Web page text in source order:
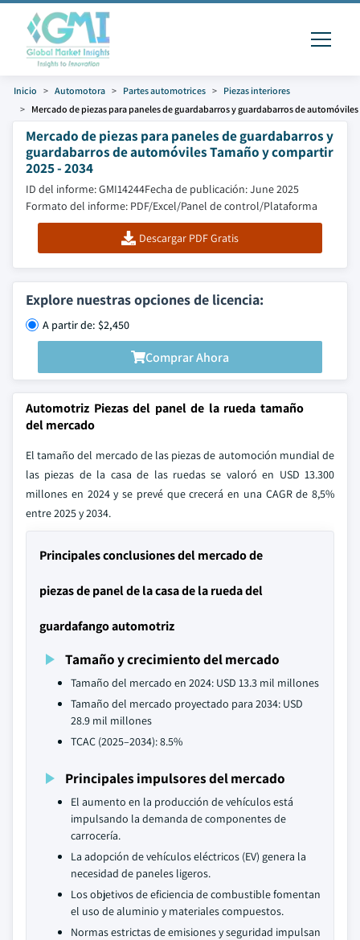
Inicio Automotora Partes automotrices
Piezas interiores
Mercado de piezas para paneles de guardabarros y guardabarros de automóviles
Mercado de piezas para paneles de guardabarros y
guardabarros de automóviles Tamaño y compartir
2025 - 2034
ID del informe: GMI14244Fecha de publicación: June 2025
Formato del informe: PDF/Excel/Panel de control/Plataforma
Descargar PDF Gratis
Explore nuestras opciones de licencia:
A partir de: $2,450
Comprar Ahora
Automotriz Piezas del panel de la rueda tamaño
del mercado
El tamaño del mercado de las piezas de automoción mundial de
las piezas de la casa de las ruedas se valoró en USD 13.300
millones en 2024 y se prevé que crecerá en una CAGR de 8,5%
entre 2025 y 2034.
Principales conclusiones del mercado de
piezas de panel de la casa de la rueda del
guardafango automotriz
Tamaño y crecimiento del mercado
Tamaño del mercado en 2024: USD 13.3 mil millones
Tamaño del mercado proyectado para 2034: USD
28.9 mil millones
TCAC (2025–2034): 8.5%
Principales impulsores del mercado
El aumento en la producción de vehículos está
impulsando la demanda de componentes de
carrocería.
La adopción de vehículos eléctricos (EV) genera la
necesidad de paneles ligeros.
Los objetivos de eficiencia de combustible fomentan
el uso de aluminio y materiales compuestos.
Normas estrictas de emisiones y seguridad impulsan